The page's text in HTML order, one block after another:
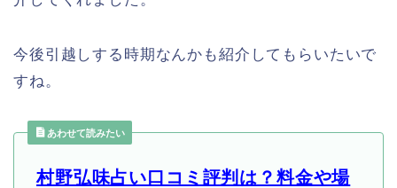
今後引越しする時期なんかも紹介してもらいたいで
すね。
あわせて読みたい
村野弘味占い口コミ評判は？料金や場